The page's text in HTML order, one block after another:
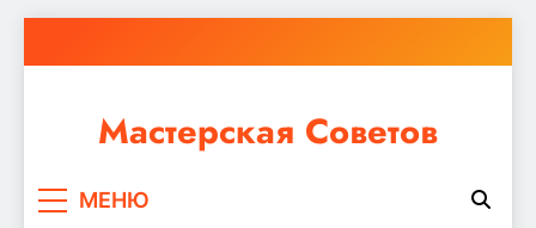
к
Мастерская Советов
ремонт или крупное строительство, в Мастерской
МЕНЮ